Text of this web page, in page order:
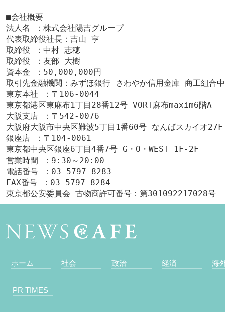
■会社概要
法人名 ：株式会社陽吉グループ
代表取締役社長：吉山 亨
取締役 ：中村 志穂
取締役 ：友部 大樹
資本金 ：50,000,000円
取引先金融機関：みずほ銀行 さわやか信用金庫 商工組合
東京本社 ：〒106-0044
東京都港区東麻布1丁目28番12号 VORT麻布maxim6階A
大阪支店 ：〒542-0076
大阪府大阪市中央区難波5丁目1番60号 なんばスカイオ27F
銀座店 ：〒104-0061
東京都中央区銀座6丁目4番7号 G・O・WEST 1F-2F
営業時間 ：9:30～20:00
電話番号 ：03-5797-8283
FAX番号 ：03-5797-8284
東京都公安委員会 古物商許可番号：第301092217028号
ホーム 社会 政治 経済 海
PR TIMES